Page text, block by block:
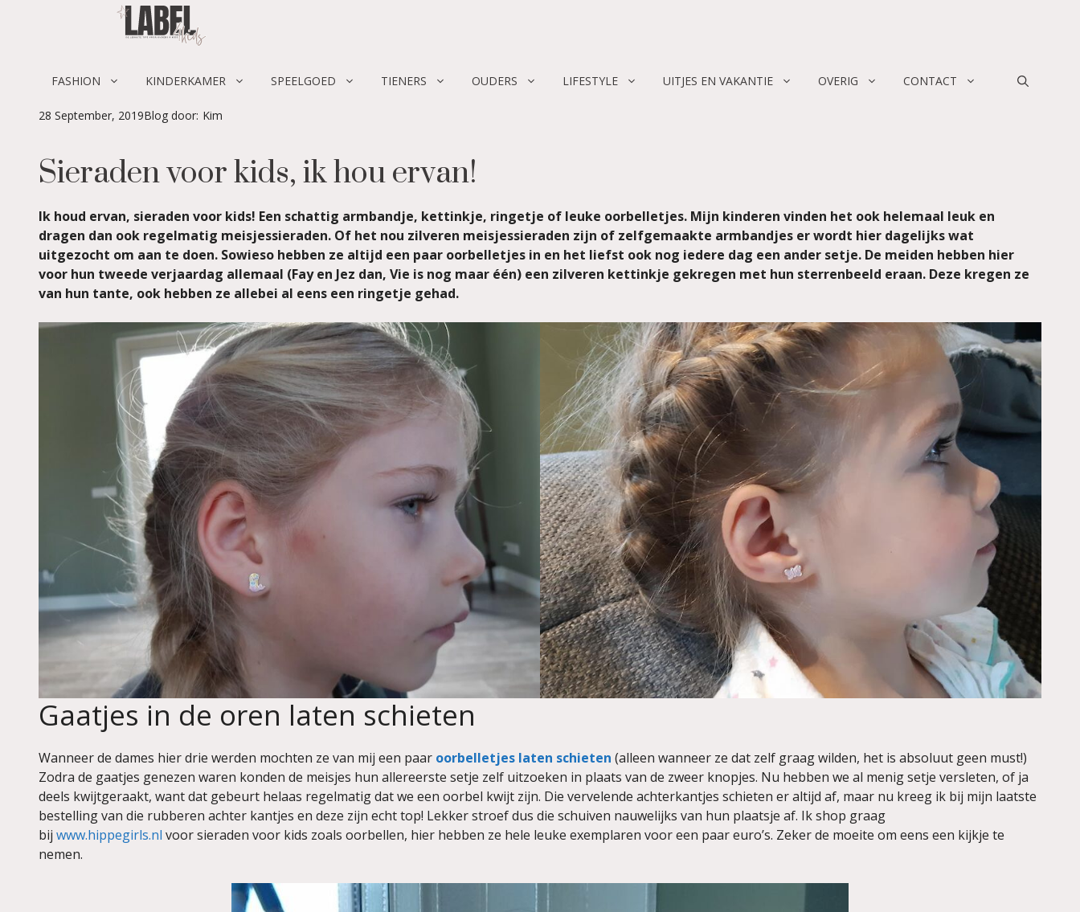
FASHION KINDERKAMER SPEELGOED TIENERS OUDERS LIFESTYLE UITJES EN VAKANTIE OVERIG CONTACT
28 September, 2019Blog door: Kim
Sieraden voor kids, ik hou ervan!
Ik houd ervan, sieraden voor kids! Een schattig armbandje, kettinkje, ringetje of leuke oorbelletjes. Mijn kinderen vinden het ook helemaal leuk en
dragen dan ook regelmatig meisjessieraden. Of het nou zilveren meisjessieraden zijn of zelfgemaakte armbandjes er wordt hier dagelijks wat
uitgezocht om aan te doen. Sowieso hebben ze altijd een paar oorbelletjes in en het liefst ook nog iedere dag een ander setje. De meiden hebben hier
voor hun tweede verjaardag allemaal (Fay en Jez dan, Vie is nog maar één) een zilveren kettinkje gekregen met hun sterrenbeeld eraan. Deze kregen ze
van hun tante, ook hebben ze allebei al eens een ringetje gehad.
Gaatjes in de oren laten schieten
Wanneer de dames hier drie werden mochten ze van mij een paar oorbelletjes laten schieten (alleen wanneer ze dat zelf graag wilden, het is absoluut geen must!)
Zodra de gaatjes genezen waren konden de meisjes hun allereerste setje zelf uitzoeken in plaats van de zweer knopjes. Nu hebben we al menig setje versleten, of ja
deels kwijtgeraakt, want dat gebeurt helaas regelmatig dat we een oorbel kwijt zijn. Die vervelende achterkantjes schieten er altijd af, maar nu kreeg ik bij mijn laatste
bestelling van die rubberen achter kantjes en deze zijn echt top! Lekker stroef dus die schuiven nauwelijks van hun plaatsje af. Ik shop graag
bij www.hippegirls.nl voor sieraden voor kids zoals oorbellen, hier hebben ze hele leuke exemplaren voor een paar euro’s. Zeker de moeite om eens een kijkje te
nemen.